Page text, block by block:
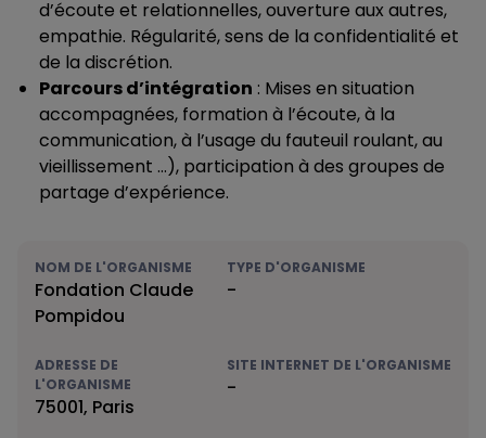
d’écoute et relationnelles, ouverture aux autres,
empathie. Régularité, sens de la confidentialité et
de la discrétion.
Parcours d’intégration : Mises en situation
accompagnées, formation à l’écoute, à la
communication, à l’usage du fauteuil roulant, au
vieillissement …), participation à des groupes de
partage d’expérience.
NOM DE L'ORGANISME
Fondation Claude
Pompidou
TYPE D'ORGANISME
-
ADRESSE DE
L'ORGANISME
75001, Paris
SITE INTERNET DE L'ORGANISME
-